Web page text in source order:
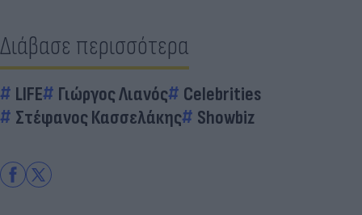
Διάβασε περισσότερα
LIFE Γιώργος Λιανός
Celebrities
Στέφανος Κασσελάκης
Showbiz